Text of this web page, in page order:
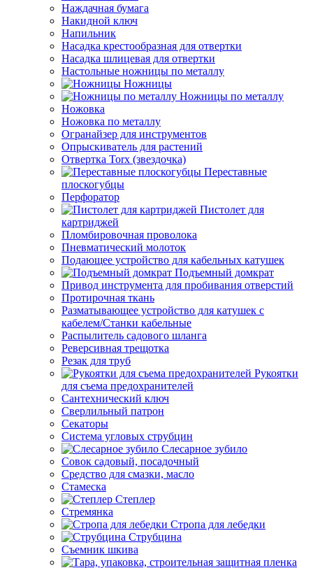
Наждачная бумага
Накидной ключ
Напильник
Насадка крестообразная для отвертки
Насадка шлицевая для отвертки
Настольные ножницы по металлу
Ножницы
Ножницы по металлу
Ножовка
Ножовка по металлу
Огранайзер для инструментов
Опрыскиватель для растений
Отвертка Torx (звездочка)
Переставные
плоскогубцы
Перфоратор
Пистолет для
картриджей
Пломбировочная проволока
Пневматический молоток
Подающее устройство для кабельных катушек
Подъемный домкрат
Привод инструмента для пробивания отверстий
Протирочная ткань
Разматывающее устройство для катушек с
кабелем/Станки кабельные
Распылитель садового шланга
Реверсивная трещотка
Резак для труб
Рукоятки
для съема предохранителей
Сантехнический ключ
Сверлильный патрон
Секаторы
Система угловых струбцин
Слесарное зубило
Совок садовый, посадочный
Средство для смазки, масло
Стамеска
Степлер
Стремянка
Стропа для лебедки
Струбцина
Съемник шкива